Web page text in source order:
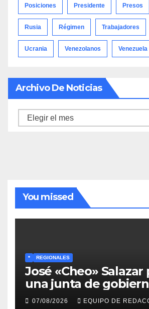
Posiciones Presidente Presos
Rusia Régimen Trabajadores
Ucrania Venezolanos Venezuela
Archivo De Noticias
Archivo
You missed
* REGIONALES
José «Cheo»
una junta de
transitoria ante la
07/08/2026 EQUIPO DE